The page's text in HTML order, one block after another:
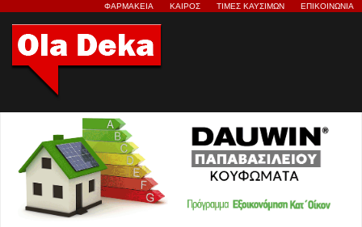
ΦΑΡΜΑΚΕΙΑ ΚΑΙΡΟΣ ΤΙΜΕΣ ΚΑΥΣΙΜΩΝ ΕΠΙΚΟΙΝΩΝΙΑ